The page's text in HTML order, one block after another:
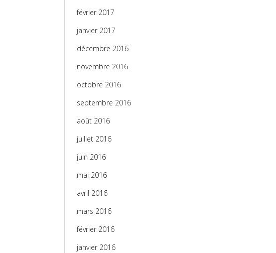
février 2017
janvier 2017
décembre 2016
novembre 2016
octobre 2016
septembre 2016
août 2016
juillet 2016
juin 2016
mai 2016
avril 2016
mars 2016
février 2016
janvier 2016